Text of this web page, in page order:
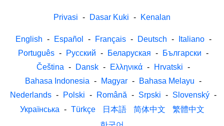
Privasi - Dasar Kuki - Kenalan
English - Español - Français - Deutsch - Italiano -
Português - Русский - Беларуская - Български -
Čeština - Dansk - Ελληνικά - Hrvatski -
Bahasa Indonesia - Magyar - Bahasa Melayu -
Nederlands - Polski - Română - Srpski - Slovenský -
Українська - Türkçe 日本語 简体中文
繁體中文